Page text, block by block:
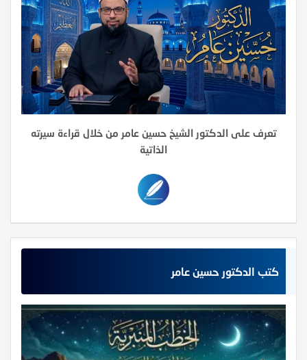
تعرف على الدكتور الشيخ حسين عامر من خلال قراءة سيرته
الذاتية
كتب الدكتور حسين عامر